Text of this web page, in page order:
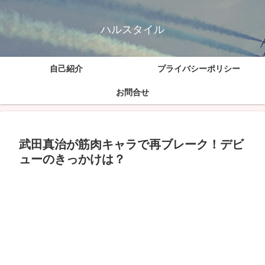
ハルスタイル
自己紹介 プライバシーポリシー
お問合せ
武田真治が筋肉キャラで再ブレーク！デビ
ューのきっかけは？